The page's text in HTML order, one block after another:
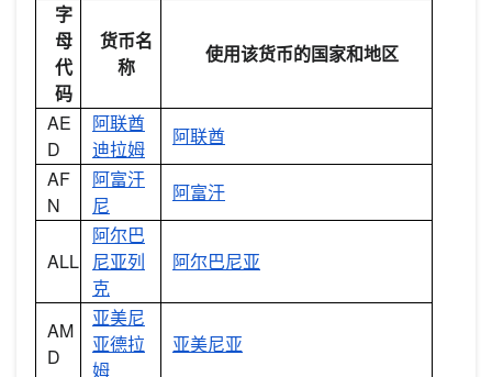
字
母
代
码
货币名
称
使用该货币的国家和地区
AE
D
阿联酋
迪拉姆
阿联酋
AF
N
阿富汗
尼
阿富汗
ALL
阿尔巴
尼亚列
克
阿尔巴尼亚
AM
D
亚美尼
亚德拉
姆
亚美尼亚